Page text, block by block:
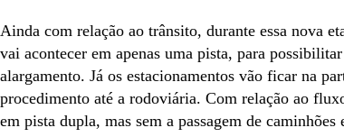
Ainda com relação ao trânsito, durante essa nova
vai acontecer em apenas uma pista, para
alargamento. Já os estacionamentos vão ficar na
procedimento até a rodoviária. Com relação ao
em pista dupla, mas sem a passagem de caminhões